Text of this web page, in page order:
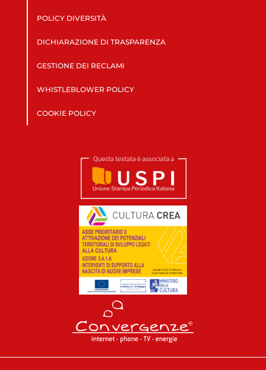
POLICY DIVERSITÀ
DICHIARAZIONE DI TRASPARENZA
GESTIONE DEI RECLAMI
WHISTLEBLOWER POLICY
COOKIE POLICY